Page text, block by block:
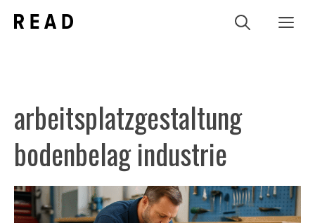
Inhalt
arbeitsplatzgestaltung
bodenbelag industrie